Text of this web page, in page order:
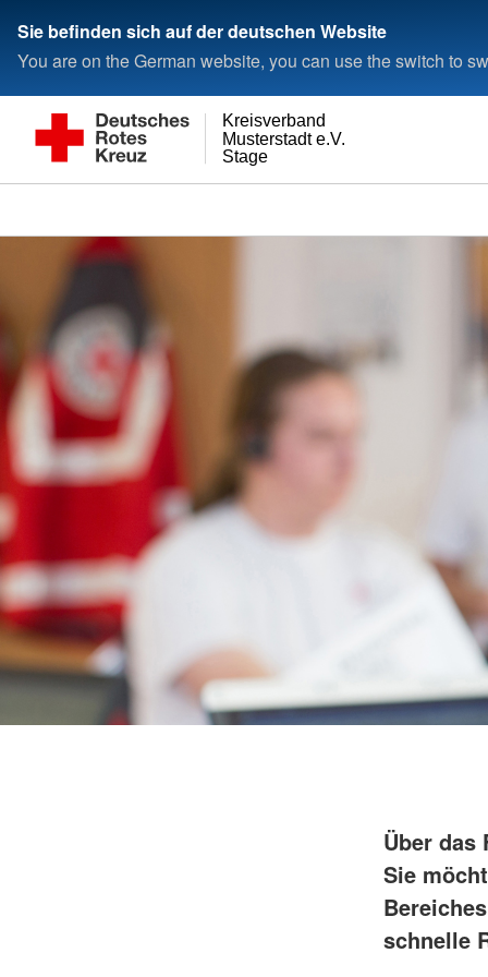
Sie befinden sich auf der deutschen Website
You are on the German website, you can use the switch to
Stage
Musterstadt e.V.
Kreisverband
Über das
Sie
schnelle